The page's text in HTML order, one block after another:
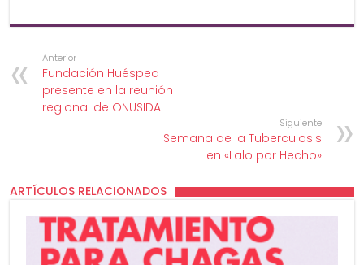
Anterior
Fundación Huésped
presente en la reunión
regional de ONUSIDA
Siguiente
Semana de la Tuberculosis
en «Lalo por Hecho»
ARTÍCULOS RELACIONADOS